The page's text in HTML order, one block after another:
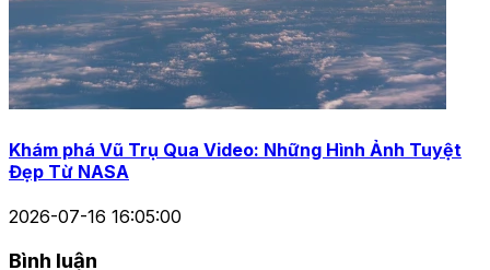
Khám phá Vũ Trụ Qua Video: Những Hình Ảnh Tuyệt
Đẹp Từ NASA
2026-07-16 16:05:00
Bình luận